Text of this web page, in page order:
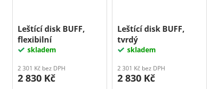
Leštící disk BUFF,
flexibilní
skladem
2 301 Kč bez DPH
2 830 Kč
Leštící disk BUFF,
tvrdý
skladem
2 301 Kč bez DPH
2 830 Kč